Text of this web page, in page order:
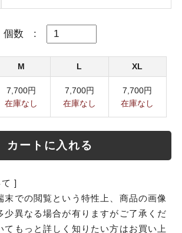
個数 :
M L XL
7,700円
在庫なし
7,700円
在庫なし
7,700円
在庫なし
カートに入れる
]
末での閲覧という特性上、商品の画像
少異なる場合が有りますがご了承くだ
てもっと詳しく知りたい方はお買い上